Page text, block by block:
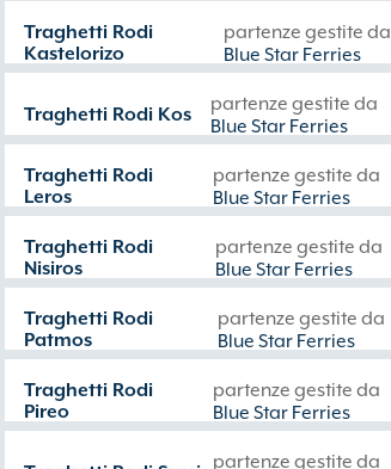
Traghetti Rodi
Kastelorizo
partenze gestite da
Blue Star Ferries
Traghetti Rodi Kos
partenze gestite da
Blue Star Ferries
Traghetti Rodi
Leros
partenze gestite da
Blue Star Ferries
Traghetti Rodi
Nisiros
partenze gestite da
Blue Star Ferries
Traghetti Rodi
Patmos
partenze gestite da
Blue Star Ferries
Traghetti Rodi
Pireo
partenze gestite da
Blue Star Ferries
partenze gestite da